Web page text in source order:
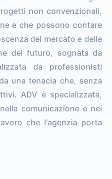
non convenzionali,
e che possono contare
del mercato e delle
del futuro, sognata da
da professionisti
una tenacia che, senza
ADV è specializzata,
comunicazione e nei
che l'agenzia porta